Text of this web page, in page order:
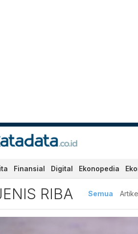
Finansial Digital Ekonopedia
Riba Terbaru
RIBA Semua